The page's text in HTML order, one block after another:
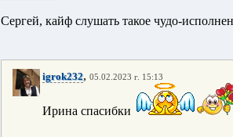
Сергей, кайф слушать такое чудо-
igrok232, 05.02.2023 г. 15:13
Ирина спасибки